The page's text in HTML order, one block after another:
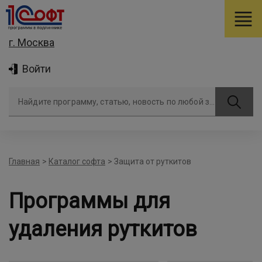
г. Москва
Войти
Главная > Каталог софта > Защита от руткитов
Программы для
удаления руткитов